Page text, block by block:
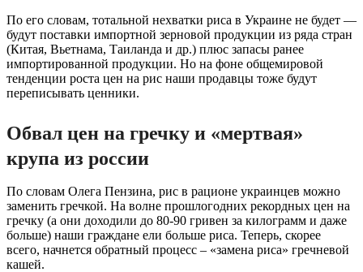
По его словам, тотальной нехватки риса в Украине не будет —
будут поставки импортной зерновой продукции из ряда стран
(Китая, Вьетнама, Таиланда и др.) плюс запасы ранее
импортированной продукции. Но на фоне общемировой
тенденции роста цен на рис наши продавцы тоже будут
переписывать ценники.
Обвал цен на гречку и «мертвая»
крупа из россии
По словам Олега Пензина, рис в рационе украинцев можно
заменить гречкой. На волне прошлогодних рекордных цен на
гречку (а они доходили до 80-90 гривен за килограмм и даже
больше) наши граждане ели больше риса. Теперь, скорее
всего, начнется обратный процесс – «замена риса» гречневой
кашей.